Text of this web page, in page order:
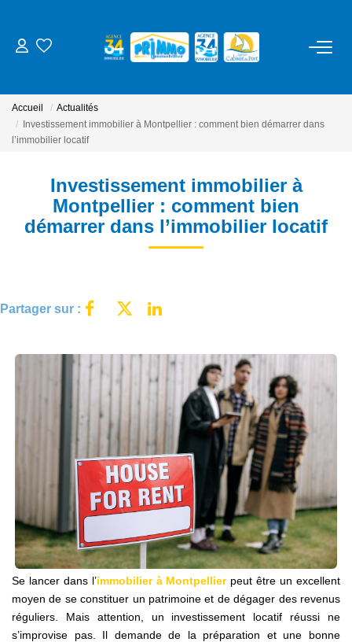
LOUER
NOS SERVICES
Location Cure / Vacances
NOS AGENCES
Qui Sommes Nous
Notre Équipe
Nos Actualités
Avis Clients
CONTACT
EN
Accueil
Actualités
Investissement immobilier à Montpellier : comment bien démarrer dans
l’immobilier locatif
Investissement immobilier à
Montpellier : comment bien
démarrer dans l’immobilier locatif
Partager sur :
Se lancer dans l’immobilier à Montpellierpeut être un excellent
moyen de se constituer un patrimoine et de dégager des revenus
réguliers. Mais attention, un investissement locatif réussi ne
s’improvise pas. Il demande de la préparation et une bonne